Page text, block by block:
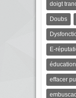
doigt
Doubs
E-
effacer